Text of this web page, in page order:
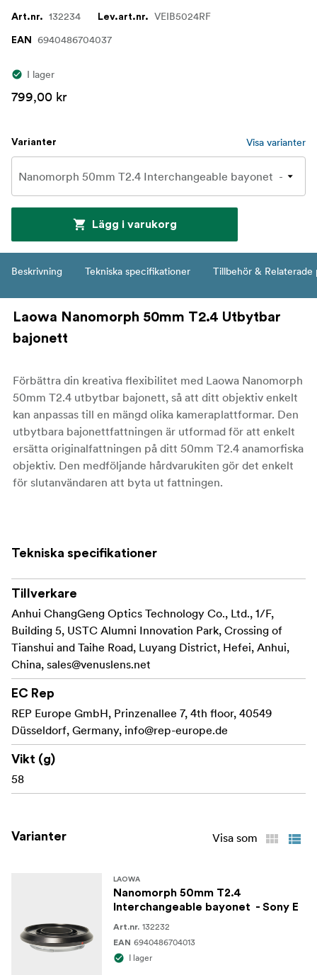
Art.nr. 132234 Lev.art.nr. VEIB5024RF
EAN 6940486704037
I lager
799,00 kr
Varianter Visa varianter
Lägg i varukorg
Beskrivning Tekniska specifikationer Tillbehör & Relaterade
Laowa Nanomorph 50mm T2.4 Utbytbar
bajonett
Förbättra din kreativa flexibilitet med Laowa Nanomorph
50mm T2.4 utbytbar bajonett, så att ditt objektiv enkelt
kan anpassas till en mängd olika kameraplattformar. Den
utbytbara bajonettfattningen är utformad för att enkelt
ersätta originalfattningen på ditt 50mm T2.4 anamorfiska
objektiv. Den medföljande hårdvarukiten gör det enkelt
för slutanvändaren att byta ut fattningen.
** Utbytbar monteringsdesign:** Växla enkelt
RF, Nikon Z, Leica L, Micro Four Thirds och DJI DL,
för att passa dina fotograferingsbehov.
** Användarvänlig installation:** Den medföljande
hårdvarukitet säkerställer en enkel och säker
monteringsprocess, vilket möjliggör snabb
Tålig konstruktion:Tillverkad med precision för att
bibehålla integriteten och prestandan hos ditt
Laowa Nanomorph-objektiv under
monteringsbyten.
Vad finns i lådan:
Laowa Nanomorph 50mm T2.4 utbytbar bajonett
Användarmanual
Tekniska specifikationer
Tillverkare
Anhui ChangGeng Optics Technology Co., Ltd., 1/F,
Building 5, USTC Alumni Innovation Park, Crossing of
Tianshui and Taihe Road, Luyang District, Hefei, Anhui,
China, sales@venuslens.net
EC Rep
REP Europe GmbH, Prinzenallee 7, 4th floor, 40549
Düsseldorf, Germany, info@rep-europe.de
Vikt (g)
58
Varianter Visa som
LAOWA
Nanomorph 50mm T2.4
Interchangeable bayonet - Sony E
Art.nr. 132232
EAN 6940486704013
I lager